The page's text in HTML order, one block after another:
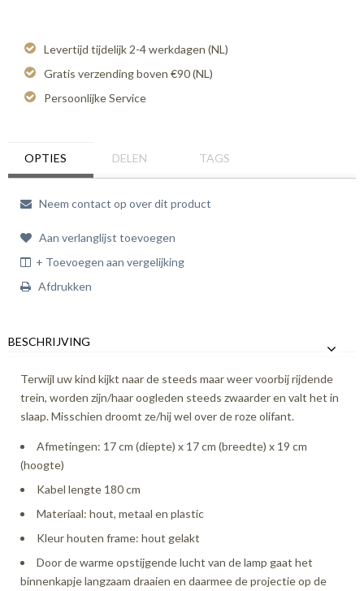
Levertijd tijdelijk 2-4 werkdagen (NL)
Gratis verzending boven €90 (NL)
Persoonlijke Service
OPTIES DELEN TAGS
Neem contact op over dit product
Aan verlanglijst toevoegen
+ Toevoegen aan vergelijking
Afdrukken
BESCHRIJVING
Terwijl uw kind kijkt naar de steeds maar weer voorbij rijdende
trein, worden zijn/haar oogleden steeds zwaarder en valt het in
slaap. Misschien droomt ze/hij wel over de roze olifant.
Afmetingen: 17 cm (diepte) x 17 cm (breedte) x 19 cm
(hoogte)
Kabel lengte 180 cm
Materiaal: hout, metaal en plastic
Kleur houten frame: hout gelakt
Door de warme opstijgende lucht van de lamp gaat het
binnenkapje langzaam draaien en daarmee de projectie op de